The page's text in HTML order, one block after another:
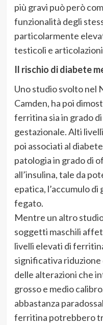
più gravi può però
funzionalità degli
particolarmente
testicoli e
Il rischio di diabete
Uno studio svolto nel
Camden, ha poi
ferritina sia in grado
gestazionale. Alti
poi associati al
patologia in grado di
all’insulina, tale da
epatica, l’accumulo
fegato.
Mentre un altro
soggetti maschili
livelli elevati di
significativa
delle alterazioni che
grosso e medio
abbastanza
ferritina potrebbero